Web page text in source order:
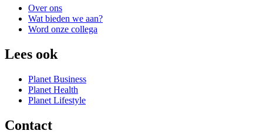
Over ons
Wat bieden we aan?
Word onze collega
Lees ook
Planet Business
Planet Health
Planet Lifestyle
Contact